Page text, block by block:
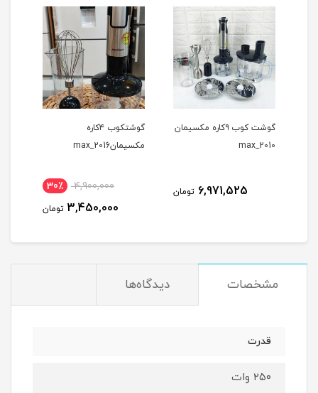
گوشت کوب ۹کاره مکسیمان
max_2010
6,971,525 تومان
گوشتکوب ۴کاره
مکسیمانmax_2016
4,900,000 30٪
3,450,000 تومان
مشخصات دیدگاه‌ها
قدرت
۲۵۰ وات